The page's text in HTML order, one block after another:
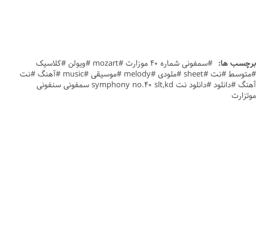
برچسب ها:
#سمفونی شماره 40 موزارت #mozart #ویولن #کلاسیک
#متوسط #نت #sheet #ملودی #melody #موسیقی #music #آهنگ #نت
آهنگ #دانلود #دانلود نت symphony no.40 slt,kd سمفونی سنفونی
موتزارت